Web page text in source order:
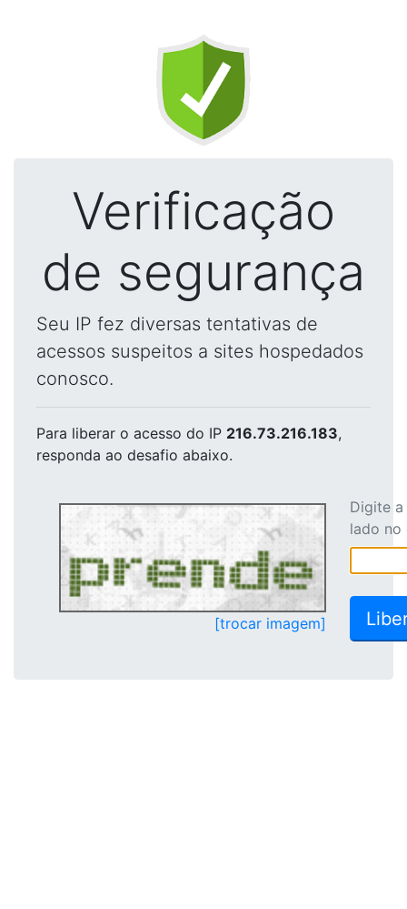
Verificação
de segurança
Seu IP fez diversas tentativas de
acessos suspeitos a sites hospedados
conosco.
Para liberar o acesso do IP 216.73.216.183,
responda ao desafio abaixo.
[trocar imagem]
Digite
lado no